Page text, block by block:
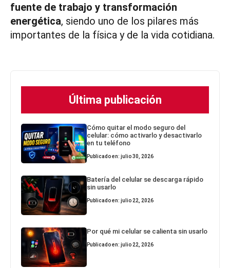
fuente de trabajo y transformación
energética, siendo uno de los pilares más
importantes de la física y de la vida cotidiana.
Última publicación
Cómo quitar el modo seguro del
celular: cómo activarlo y desactivarlo
en tu teléfono
Publicado en: julio 30, 2026
Batería del celular se descarga rápido
sin usarlo
Publicado en: julio 22, 2026
Por qué mi celular se calienta sin usarlo
Publicado en: julio 22, 2026